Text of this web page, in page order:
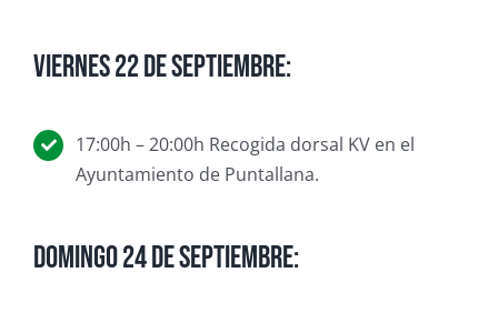
Viernes 22 de septiembre:
17:00h – 20:00h Recogida dorsal KV en el
Ayuntamiento de Puntallana.
Domingo 24 de septiembre: